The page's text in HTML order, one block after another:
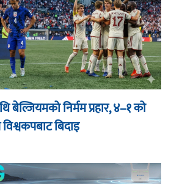
निर्मम प्रहार, ४–१ को
बिदाइ